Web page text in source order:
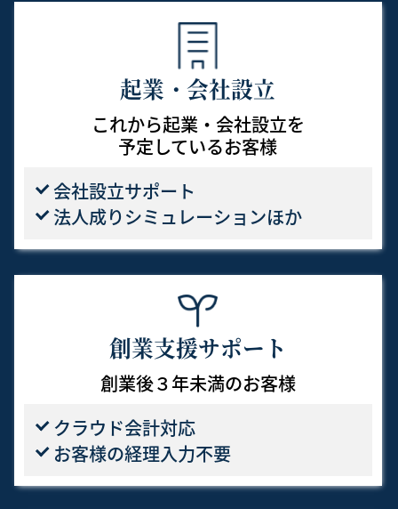
起業・会社設立
これから起業・会社設立を
予定しているお客様
会社設立サポート
法人成りシミュレーションほか
創業支援サポート
創業後３年未満のお客様
クラウド会計対応
お客様の経理入力不要